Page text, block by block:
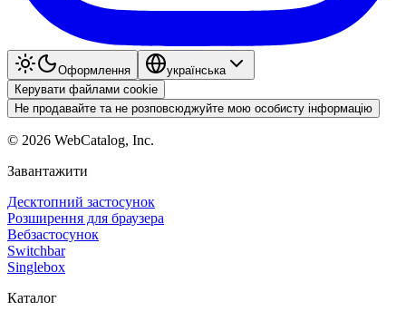
Оформлення
українська
Керувати файлами cookie
Не продавайте та не розповсюджуйте мою особисту інформацію
© 2026 WebCatalog, Inc.
Завантажити
Десктопний застосунок
Розширення для браузера
Вебзастосунок
Switchbar
Singlebox
Каталог